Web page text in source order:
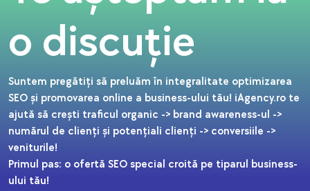
o discuție
Suntem pregătiți să preluăm în integralitate optimizarea
SEO și promovarea online a business-ului tău! iAgency.ro te
ajută să crești traficul organic -> brand awareness-ul ->
numărul de clienți și potențiali clienți -> conversiile ->
veniturile!
Primul pas: o ofertă SEO special croită pe tiparul business-
ului tău!